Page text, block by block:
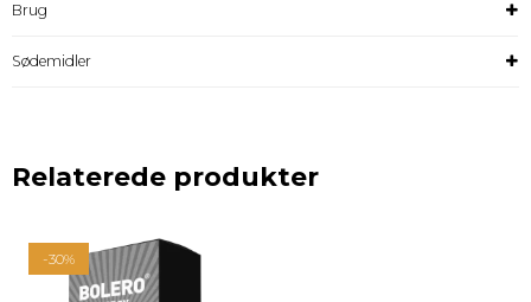
Brug
Sødemidler
Relaterede produkter
-30%